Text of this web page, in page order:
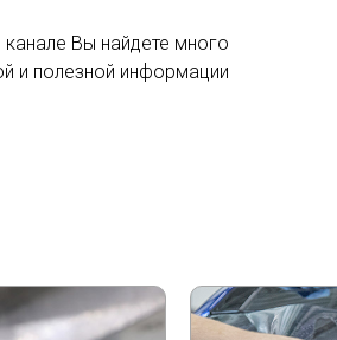
Вы найдете много
и полезной информации